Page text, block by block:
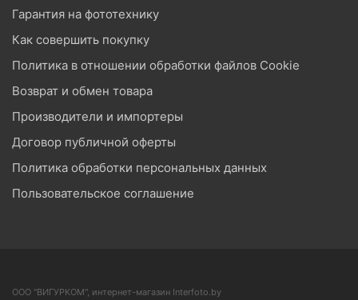
Гарантия на фототехнику
Как совершить покупку
Политика в отношении обработки файлов Cookie
Возврат и обмен товара
Производители и импортеры
Договор публичной оферты
Политика обработки персональных данных
Пользовательское соглашение
ООО "ВИГУРКОМ", интернет-магазин Interfoto.by